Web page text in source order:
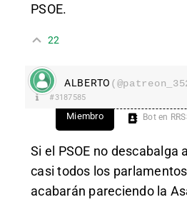
PSOE.
22
ALBERTO
#3187585
Miembro Bot en
Si el PSOE no descabalga
casi todos los
acabarán pareciendo la